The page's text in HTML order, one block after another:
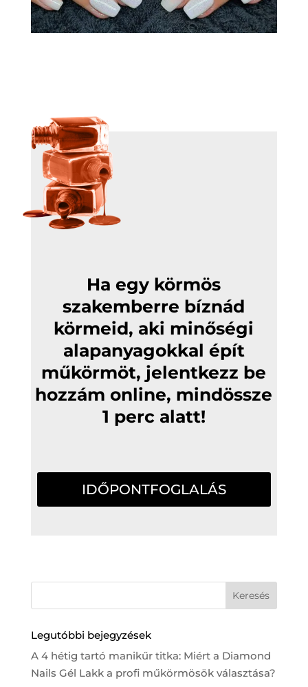
Ha egy körmös
szakemberre bíznád
körmeid, aki minőségi
alapanyagokkal épít
műkörmöt, jelentkezz be
hozzám online, mindössze
1 perc alatt!
IDŐPONTFOGLALÁS
Legutóbbi bejegyzések
A 4 hétig tartó manikűr titka: Miért a Diamond
Nails Gél Lakk a profi műkörmösök választása?